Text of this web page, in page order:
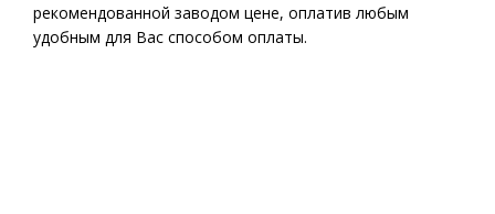
рекомендованной заводом цене, оплатив любым
удобным для Вас способом оплаты.